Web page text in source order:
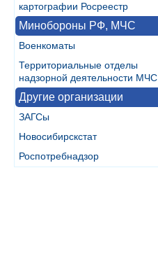
картографии Росреестр
Минобороны РФ, МЧС
Военкоматы
Территориальные отделы
надзорной деятельности МЧС
Другие организации
ЗАГСы
Новосибирскстат
Роспотребнадзор